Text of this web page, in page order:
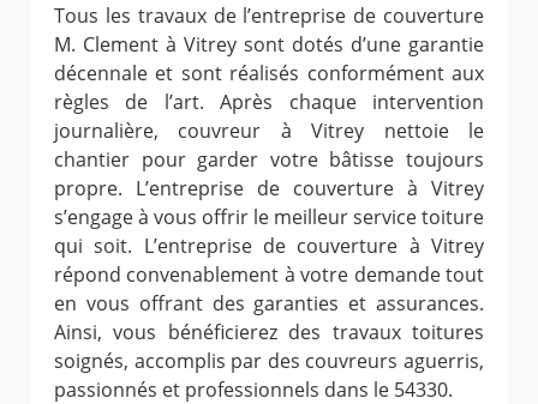
Tous les travaux de l’entreprise de couverture
M. Clement à Vitrey sont dotés d’une garantie
décennale et sont réalisés conformément aux
règles de l’art. Après chaque intervention
journalière, couvreur à Vitrey nettoie le
chantier pour garder votre bâtisse toujours
propre. L’entreprise de couverture à Vitrey
s’engage à vous offrir le meilleur service toiture
qui soit. L’entreprise de couverture à Vitrey
répond convenablement à votre demande tout
en vous offrant des garanties et assurances.
Ainsi, vous bénéficierez des travaux toitures
soignés, accomplis par des couvreurs aguerris,
passionnés et professionnels dans le 54330.